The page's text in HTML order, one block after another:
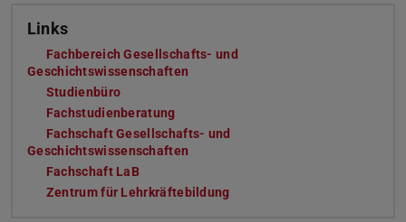
Links
Fachbereich Gesellschafts- und
Geschichtswissenschaften
Studienbüro
Fachstudienberatung
Fachschaft Gesellschafts- und
Geschichtswissenschaften
Fachschaft LaB
Zentrum für Lehrkräftebildung